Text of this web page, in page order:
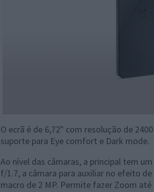
O ecrã é de 6,72" com resolução de
suporte para Eye comfort e Dark mode.
Ao nível das câmaras, a principal tem
f/1.7, a câmara para auxiliar no efeito
macro de 2 MP. Permite fazer Zoom